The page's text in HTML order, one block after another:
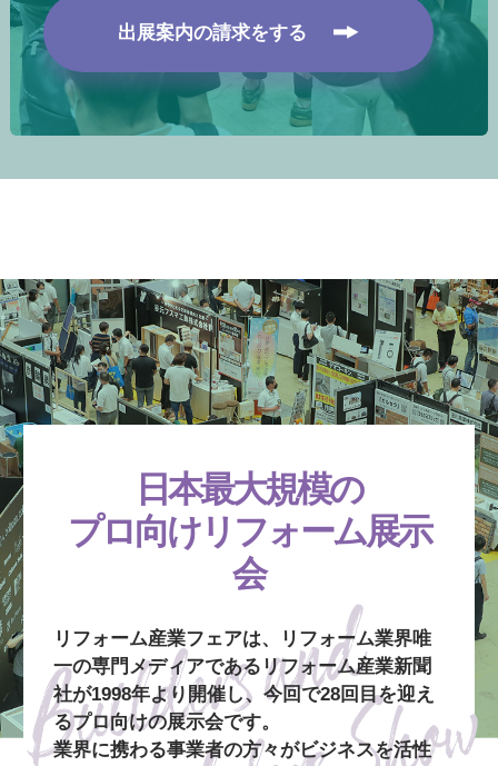
出展案内の請求をする
日本最大規模の
プロ向けリフォーム展示
会
リフォーム産業フェアは、リフォーム業界唯
一の専門メディアであるリフォーム産業新聞
社が1998年より開催し、今回で28回目を迎え
るプロ向けの展示会です。
業界に携わる事業者の方々がビジネスを活性